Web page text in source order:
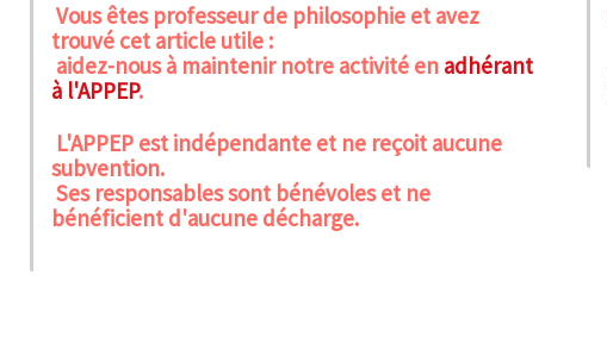
Vous êtes professeur de philosophie et avez
trouvé cet article utile :
aidez-nous à maintenir notre activité en adhérant
à l'APPEP.
L'APPEP est indépendante et ne reçoit aucune
subvention.
Ses responsables sont bénévoles et ne
bénéficient d'aucune décharge.